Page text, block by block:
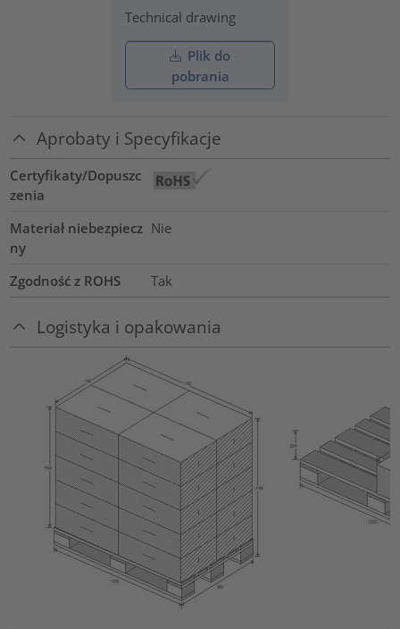
Technical drawing
Plik do
pobrania
Aprobaty i Specyfikacje
Certyfikaty/Dopuszc
zenia
Materiał niebezpiecz
ny
Nie
Zgodność z ROHS Tak
Logistyka i opakowania